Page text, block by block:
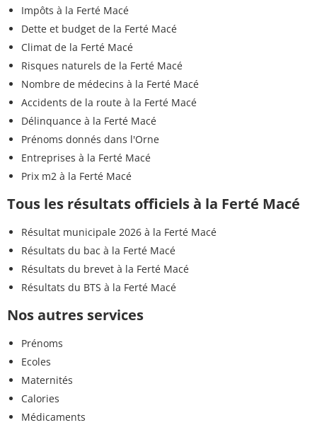
Impôts à la Ferté Macé
Dette et budget de la Ferté Macé
Climat de la Ferté Macé
Risques naturels de la Ferté Macé
Nombre de médecins à la Ferté Macé
Accidents de la route à la Ferté Macé
Délinquance à la Ferté Macé
Prénoms donnés dans l'Orne
Entreprises à la Ferté Macé
Prix m2 à la Ferté Macé
Tous les résultats officiels à la Ferté Macé
Résultat municipale 2026 à la Ferté Macé
Résultats du bac à la Ferté Macé
Résultats du brevet à la Ferté Macé
Résultats du BTS à la Ferté Macé
Nos autres services
Prénoms
Ecoles
Maternités
Calories
Médicaments